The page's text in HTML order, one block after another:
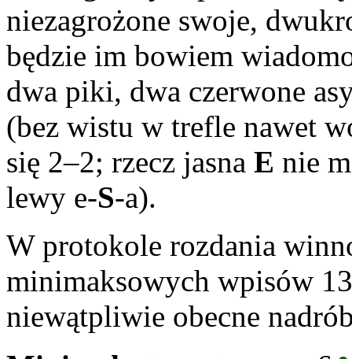
niezagrożone swoje,
będzie im bowiem
dwa piki, dwa czerwone
(bez wistu w trefle nawet
się 2–2; rzecz jasna E nie
lewy e-S-a).
W protokole rozdania
minimaksowych wpisów
niewątpliwie obecne